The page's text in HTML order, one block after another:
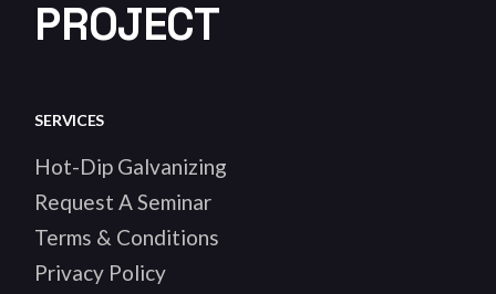
PROJECT
SERVICES
Hot-Dip Galvanizing
Request A Seminar
Terms & Conditions
Privacy Policy